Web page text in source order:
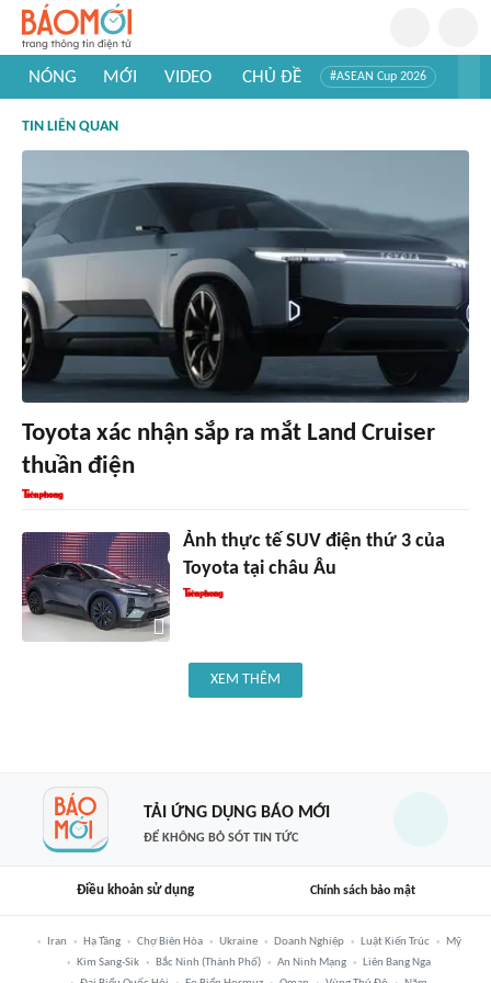
NÓNG MỚI VIDEO CHỦ ĐỀ #ASEAN Cup 2026
#Khám phá thế giới
TIN LIÊN QUAN
Toyota xác nhận sắp ra mắt Land Cruiser
thuần điện
Ảnh thực tế SUV điện thứ 3 của
Toyota tại châu Âu
XEM THÊM
TẢI ỨNG DỤNG BÁO MỚI
ĐỂ KHÔNG BỎ SÓT TIN TỨC
Điều khoản sử dụng Chính sách bảo mật
Iran Hạ Tầng Chợ Biên Hòa Ukraine Doanh Nghiệp Luật Kiến Trúc
Mỹ
Kim Sang-Sik
Bắc Ninh (thành Phố) An Ninh Mạng
Liên Bang Nga